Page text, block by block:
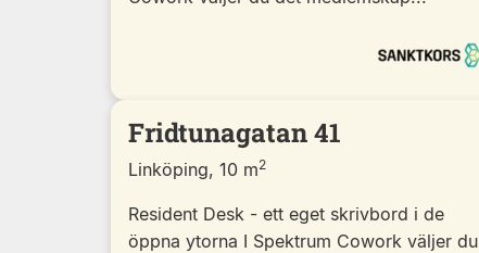
Fridtunagatan 41
Linköping, 10 m2
Resident Desk - ett eget skrivbord i de
öppna ytorna I Spektrum Cowork väljer du